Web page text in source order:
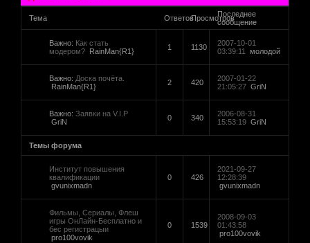
Тема ОтветовПросмотровПоследнее
сообщение
Важно: Как стать
модером? RainMan{R1} 1 1130
2007-10-01
03:39:11
молодой
Важно: Доска почёта.
RainMan{R1}
2 420
2007-01-22
21:05:27 GriN
Важно: Заявки на V.I.P
GriN
0 340
2006-08-31
15:53:19 GriN
Темы форума
Институт повышения
квалификации
gvunixmadn
0 426
2021-09-27
12:28:39
gvunixmadn
Фильмы, Сериалы, Флеш
игры ОнЛайн-Бесплатно и
бес регистрацыи
pro100vovik
0 1539
2008-09-03
01:43:58
pro100vovik